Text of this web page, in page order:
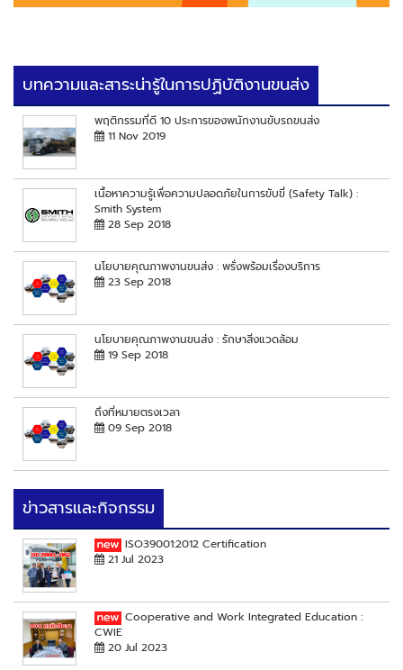
บทความและสาระน่ารู้ในการปฏิบัติงานขนส่ง
พฤติกรรมที่ดี 10 ประการของพนักงานขับรถขนส่ง
11 Nov 2019
เนื้อหาความรู้เพื่อความปลอดภัยในการขับขี่ (Safety Talk) :
Smith System
28 Sep 2018
นโยบายคุณภาพงานขนส่ง : พรั่งพร้อมเรื่องบริการ
23 Sep 2018
นโยบายคุณภาพงานขนส่ง : รักษาสิ่งแวดล้อม
19 Sep 2018
ถึงที่หมายตรงเวลา
09 Sep 2018
ข่าวสารและกิจกรรม
ISO39001:2012 Certification
21 Jul 2023
Cooperative and Work Integrated Education :
CWIE
20 Jul 2023